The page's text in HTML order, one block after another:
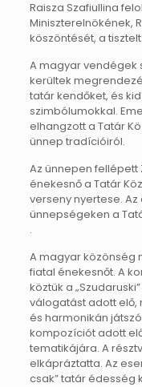
Raisza Szafiullina
Miniszterelnökének,
köszöntését, a
A magyar vendégek
kerültek
tatár kendőket, és
szimbólumokkal.
elhangzott a Tatár
ünnep tradícióiról.
Az ünnepen fellépett
énekesnő a Tatár
verseny nyertese.
ünnepségeken a
.
A magyar közönség
fiatal énekesnőt. A
köztük a
válogatást adott elő,
és harmonikán
kompozíciót adott
tematikájára. A
elkápráztatta. Az
csak” tatár édesség